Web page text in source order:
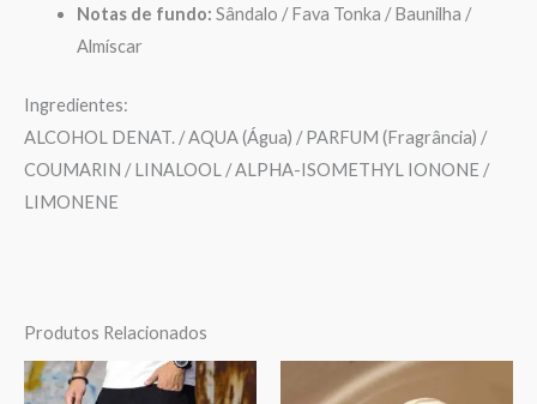
Notas de fundo: Sândalo / Fava Tonka / Baunilha /
Almíscar
Ingredientes:
ALCOHOL DENAT. / AQUA (Água) / PARFUM (Fragrância) /
COUMARIN / LINALOOL / ALPHA-ISOMETHYL IONONE /
LIMONENE
Produtos Relacionados